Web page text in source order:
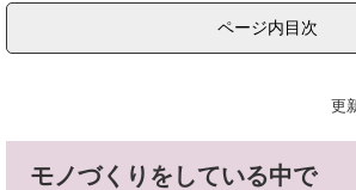
ページ内目次
更
モノづくりをしている中で